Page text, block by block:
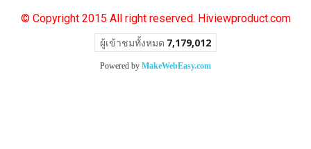
© Copyright 2015 All right reserved. Hiviewproduct.com
ผู้เข้าชมวันนี้
1,358
Powered by MakeWebEasy.com